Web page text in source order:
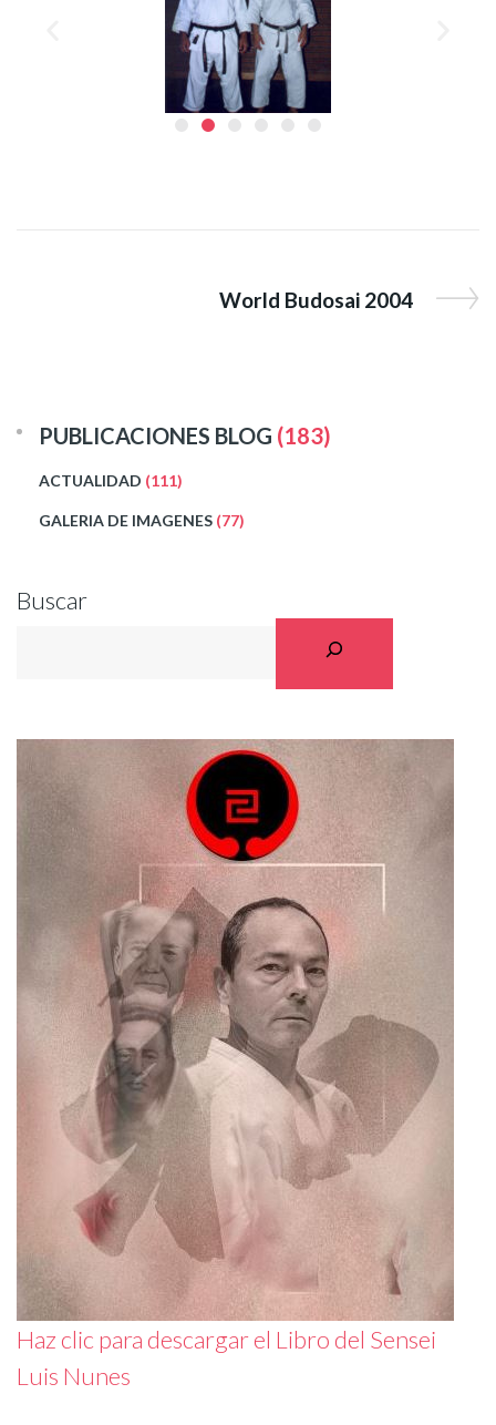
World Budosai 2004
PUBLICACIONES BLOG (183)
ACTUALIDAD (111)
GALERIA DE IMAGENES (77)
Buscar
Haz clic para descargar el Libro del Sensei
Luis Nunes